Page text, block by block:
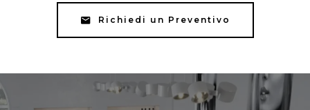
Richiedi un Preventivo